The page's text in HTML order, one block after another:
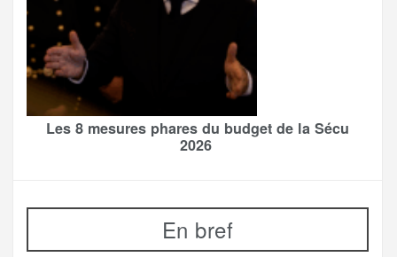
Les 8 mesures phares du budget de la Sécu
2026
En bref